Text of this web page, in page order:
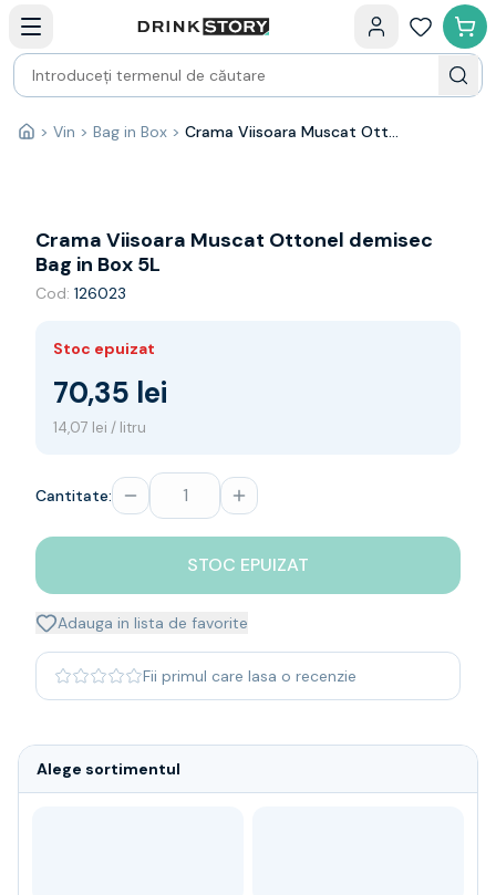
Bauturi fine — selectie
Produse Noi
Cosuri cadou
Pachete & Cadouri
Vin
Franta
Spania
Africa de Sud
Germania
Noua Zeelanda
Spumante
Sampanie
Single malt
Japanese
Bourbon
Blanded Japanese
Canadian
Rom
Vodka
Acasă
> Vin > Bag in Box > Crama Viisoara Muscat Ottonel demisec Bag in Box 5L
Crama Viisoara Muscat Ottonel demisec
Bag in Box 5L
Cod: 126023
Stoc epuizat
70,35 lei
14,07 lei / litru
Cantitate:
STOC EPUIZAT
Adauga in lista de favorite
Fii primul care lasa o recenzie
Alege sortimentul